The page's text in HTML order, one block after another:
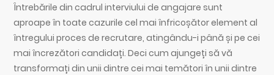
Întrebările din cadrul interviului de angajare sunt
aproape în toate cazurile cel mai înfricoșător element al
întregului proces de recrutare, atingându-i până și pe cei
mai încrezători candidați. Deci cum ajungeți să vă
transformați din unii dintre cei mai temători în unii dintre